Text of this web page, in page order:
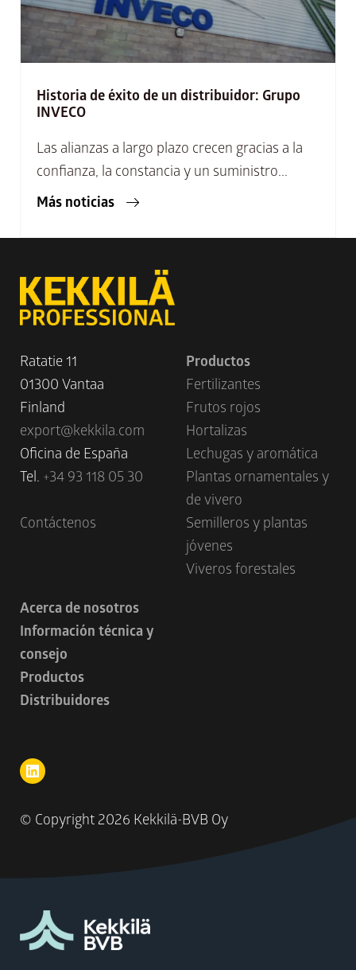
Historia de éxito de un distribuidor: Grupo
INVECO
Las alianzas a largo plazo crecen gracias a la
confianza, la constancia y un suministro...
Más noticias
Ratatie 11
01300 Vantaa
Finland
export@kekkila.com
Oficina de España
Tel. +34 93 118 05 30
Contáctenos
Productos
Fertilizantes
Frutos rojos
Hortalizas
Lechugas y aromática
Plantas ornamentales y
de vivero
Semilleros y plantas
jóvenes
Viveros forestales
Acerca de nosotros
Información técnica y
consejo
Productos
Distribuidores
© Copyright 2026 Kekkilä-BVB Oy